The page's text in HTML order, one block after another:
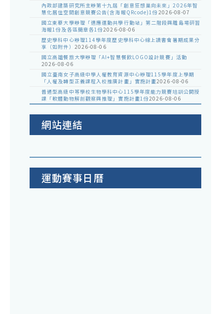
內政部建築研究所主辦第十九屆「創意狂想巢向未來」2026年智
慧化居住空間創意競賽公告(含海報QRcode)1份2026-08-07
國立東華大學辦理「適應運動共學行動站」第二階段與離島場研習
海報1份及各區簡章各1份2026-08-06
歷史學科中心辦理114學年度歷史學科中心線上讀書會暑期成果分
享（如附件） 2026-08-06
國立高雄餐旅大學辦理「AI+智慧餐飲LOGO設計競賽」活動
2026-08-06
國立臺南女子高級中學人權教育資源中心辦理115學年度上學期
「人權及轉型正義課程入校推廣計畫」實施計畫2026-08-06
普通型高級中等學校生物學科中心115學年度能力競賽培訓公開授
課「軟體動物解剖觀察與推理」實施計畫1份2026-08-06
網站連結
運動賽事日曆